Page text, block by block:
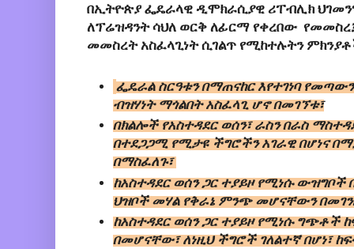
በኢትዮጵያ ፌዴራላዊ ዲሞክራሲያዊ ሪፐብሊክ
ለፕሬዝዳንት ሳህለ ወርቅ ለፊርማ የቀረበው
መመስረት አስፈላጊነት ሲገልጥ የሚከተሉትን
ፌዴራል ስርዓቱን በማጠናከር እየተገነባ የመጣውን
ብዝሃነት ማጎልበት አስፈላጊ ሆኖ በመገኘቱ፣
በክልሎች የአስተዳደር ወሰን፣ ራስን በራስ
በተደጋጋሚ የሚታዩ ችግሮችን አገራዊ በሆነና
በማስፈለጉ፣
ከአስተዳደር ወሰን ጋር ተያይዞ የሚነሱ ውዝግቦች
ህዝቦች መሃል የቅራኔ ምንጭ መሆናቸውን
ከአስተዳደር ወሰን ጋር ተያይዞ የሚነሱ ግጭቶች ከ
በመሆናቸው፣ ለነዚህ ችግሮች ገለልተኛ በሆነ፣